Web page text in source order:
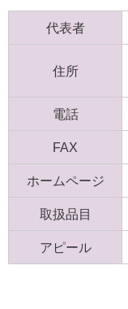
代表者
住所
電話
FAX
ホームページ
取扱品目
アピール